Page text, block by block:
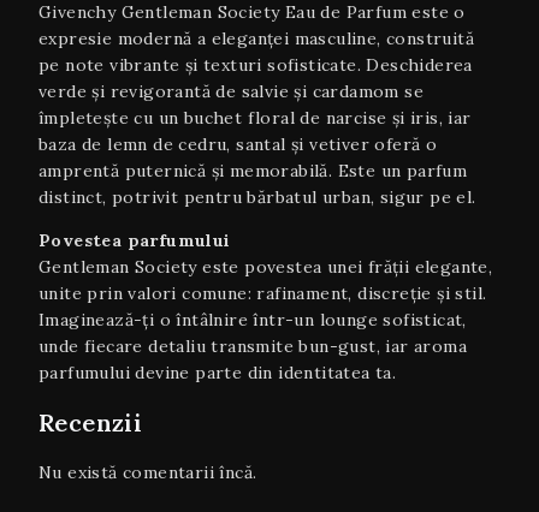
Givenchy Gentleman Society Eau de Parfum este o
expresie modernă a eleganței masculine, construită
pe note vibrante și texturi sofisticate. Deschiderea
verde și revigorantă de salvie și cardamom se
împletește cu un buchet floral de narcise și iris, iar
baza de lemn de cedru, santal și vetiver oferă o
amprentă puternică și memorabilă. Este un parfum
distinct, potrivit pentru bărbatul urban, sigur pe el.
Povestea parfumului
Gentleman Society este povestea unei frății elegante,
unite prin valori comune: rafinament, discreție și stil.
Imaginează-ți o întâlnire într-un lounge sofisticat,
unde fiecare detaliu transmite bun-gust, iar aroma
parfumului devine parte din identitatea ta.
Recenzii
Nu există comentarii încă.